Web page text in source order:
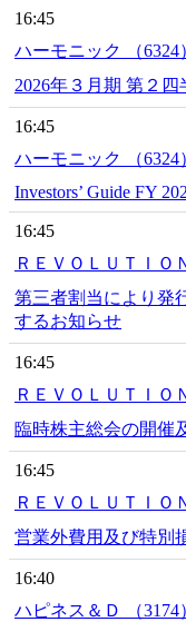
16:45
ハーモニック （6324
2026年３月期 第２
16:45
ハーモニック （6324
Investors’ Guide FY
16:45
ＲＥＶＯＬＵＴＩＯ
第三者割当により発
するお知らせ
16:45
ＲＥＶＯＬＵＴＩＯ
臨時株主総会の開催
16:45
ＲＥＶＯＬＵＴＩＯ
営業外費用及び特別
16:40
ハピネス＆Ｄ （3174